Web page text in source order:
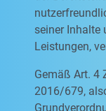
seiner Inhalte
Leistungen,
Gemäß Art. 4
2016/679,